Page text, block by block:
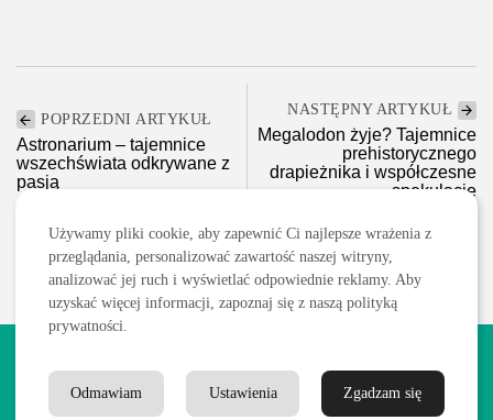
POPRZEDNI ARTYKUŁ
Astronarium – tajemnice
wszechświata odkrywane z
pasją
NASTĘPNY ARTYKUŁ
Megalodon żyje? Tajemnice
prehistorycznego
drapieżnika i współczesne
spekulacje
Ciekawostki
są chronione prawem autorskim.
Kontakt
Używamy pliki cookie, aby zapewnić Ci najlepsze wrażenia z
przeglądania, personalizować zawartość naszej witryny,
analizować jej ruch i wyświetlać odpowiednie reklamy. Aby
uzyskać więcej informacji, zapoznaj się z naszą polityką
prywatności.
Zgadzam się
Ustawienia
Odmawiam